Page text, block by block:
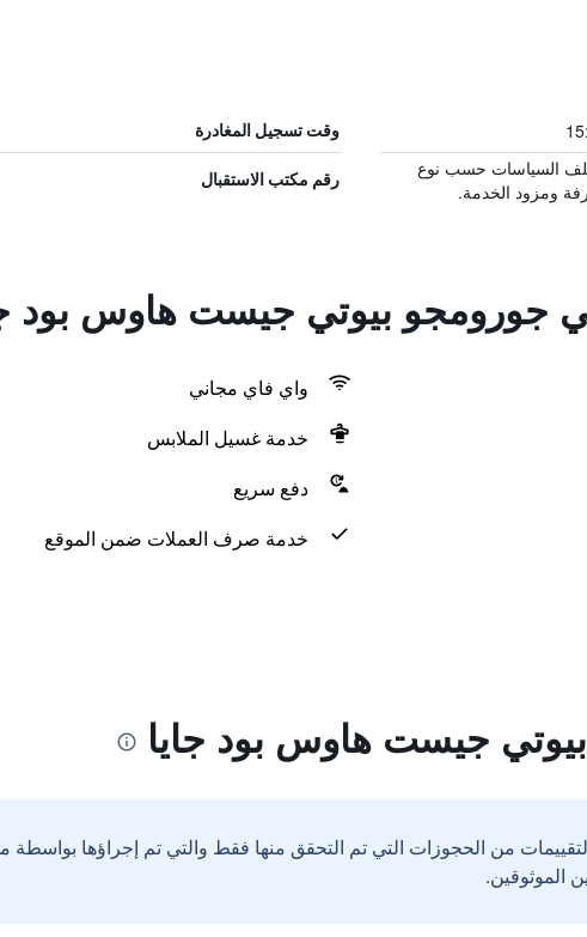
وقت تسجيل المغادرة
السياسات حسب نوع
ومزود الخدمة.
رقم مكتب الاستقبال
جورومجو بيوتي جيست هاوس بود
واي فاي مجاني
خدمة غسيل الملابس
دفع سريع
خدمة صرف العملات ضمن الموقع
جيست هاوس بود جايا
من الحجوزات التي تم التحقق منها فقط والتي تم إجراؤها